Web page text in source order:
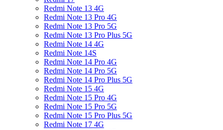
Redmi Note 13 4G
Redmi Note 13 Pro 4G
Redmi Note 13 Pro 5G
Redmi Note 13 Pro Plus 5G
Redmi Note 14 4G
Redmi Note 14S
Redmi Note 14 Pro 4G
Redmi Note 14 Pro 5G
Redmi Note 14 Pro Plus 5G
Redmi Note 15 4G
Redmi Note 15 Pro 4G
Redmi Note 15 Pro 5G
Redmi Note 15 Pro Plus 5G
Redmi Note 17 4G